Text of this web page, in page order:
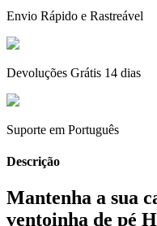
Envio Rápido e Rastreável
Devoluções Grátis 14 dias
Suporte em Português
Descrição
Mantenha a sua
ventoinha de pé